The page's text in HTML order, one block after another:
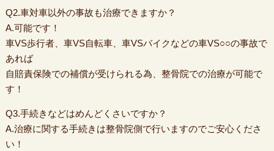
Q2.車対車以外の事故も治療できますか？
A.可能です！
車VS歩行者、車VS自転車、車VSバイクなどの車VS○○の事故で
あれば
自賠責保険での補償が受けられる為、整骨院での治療が可能で
す！
Q3.手続きなどはめんどくさいですか？
A.治療に関する手続きは整骨院側で行いますのでご安心くださ
い！